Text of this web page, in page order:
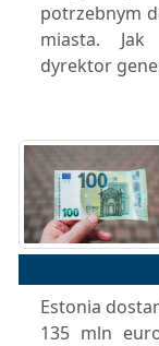
potrzebnym
miasta. Jak
dyrektor
Estonia
135 mln